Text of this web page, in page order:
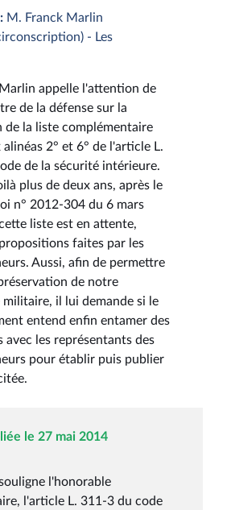
M. Franck Marlin
- Les
appelle l'attention de
de la défense sur la
de la liste complémentaire
alinéas 2° et 6° de l'article L.
de la sécurité intérieure.
plus de deux ans, après le
n° 2012-304 du 6 mars
liste est en attente,
faites par les
Aussi, afin de permettre
de notre
il lui demande si le
entend enfin entamer des
avec les représentants des
pour établir puis publier
le 27 mai 2014
l'honorable
l'article L. 311-3 du code